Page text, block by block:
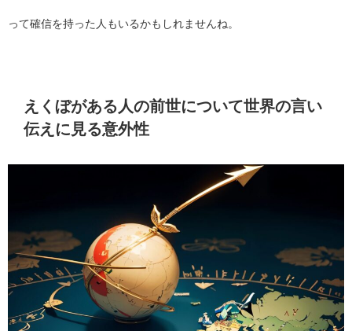
って確信を持った人もいるかもしれませんね。
えくぼがある人の前世について世界の言い
伝えに見る意外性